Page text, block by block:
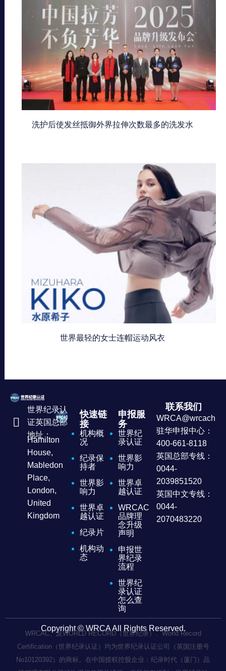
洗护后使发丝抵御外界拉伸次数最多的洗发水
世界最轻的女士连帽运动风衣
世界纪录认
证英国总部
地址：
Hamilton
House,
Mabledon
Place,
London,
United
Kingdom
快速链
接
机构概
况
纪录保
持者
世界影
响力
世界卓
越认证
纪录片
机构动
态
申报服
务
世界纪
录认证
世界影
响力
世界卓
越认证
WRCAC
品牌理
念升级
声明
申报世
界纪录
流程
世界纪
录认证
怎么查
询
联系我们
驻华申报中心：
400-661-8118
英国总部专线：
0044-
2039851520
英国中文专线：
0044-
2070483220
Copyright © WRCA All Rights Reserved.
WRCAC、及WORLD RECORD（世界纪录）、World Record
Certification（世界纪录认证）均为世界纪录认证公司（英国注册号
No10120392）的商标。在中国授权控股企业：纪录时代（厦门）品